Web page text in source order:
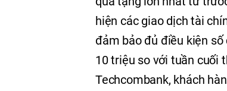
hiện các giao dịch tài
đảm bảo đủ điều kiện
10 triệu so với tuần cuối
Techcombank, khách